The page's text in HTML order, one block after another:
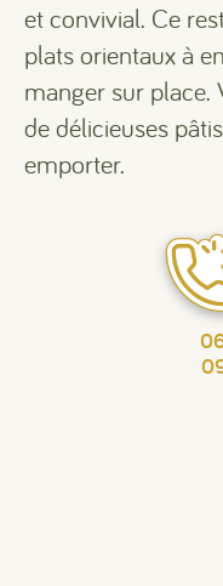
et convivial. Ce
plats orientaux à
manger sur place.
de délicieuses
emporter.